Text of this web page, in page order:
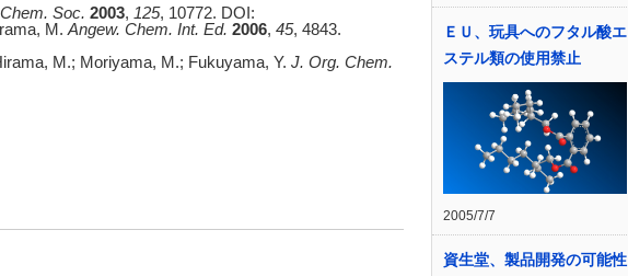
Soc. 2003, 125, 10772. DOI:
M. Angew. Chem. Int. Ed. 2006, 45, 4843.
M.; Moriyama, M.; Fukuyama, Y. J. Org. Chem.
ＥＵ、玩具へのフタル酸エ
ステル類の使用禁止
2005/7/7
資生堂、製品開発の可能性